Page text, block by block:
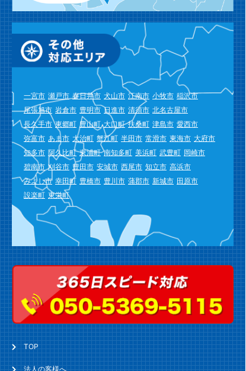
一宮市 瀬戸市 春日井市 犬山市 江南市 小牧市 稲沢市
尾張旭市 岩倉市 豊明市 日進市 清須市 北名古屋市
長久手市 東郷町 豊山町 大口町 扶桑町 津島市 愛西市
弥富市 あま市 大治町 蟹江町 半田市 常滑市 東海市 大府市
知多市 阿久比町 東浦町 南知多町 美浜町 武豊町 岡崎市
碧南市 刈谷市 豊田市 安城市 西尾市 知立市 高浜市
みよし市 幸田町 豊橋市 豊川市 蒲郡市 新城市 田原市
設楽町 東栄町
TOP
法人の客様へ